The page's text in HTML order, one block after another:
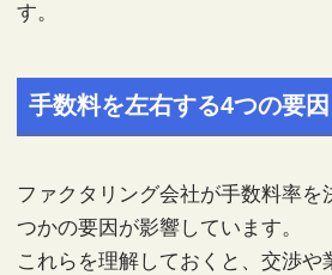
す。
手数料を左右する4つの要因
ファクタリング会社が手数料率を
つかの要因が影響しています。
これらを理解しておくと、交渉や